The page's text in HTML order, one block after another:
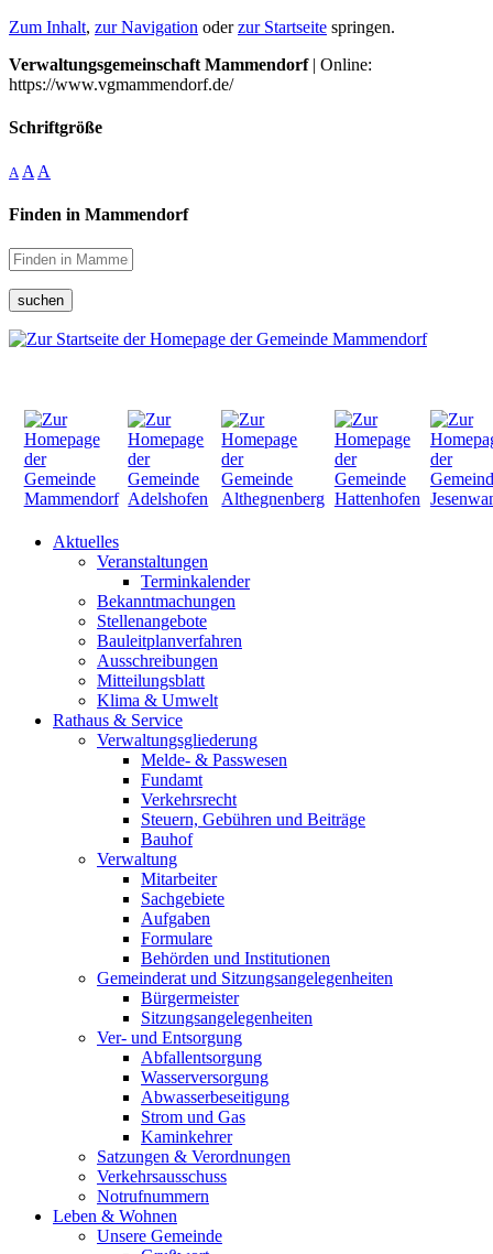
Zum Inhalt, zur Navigation oderzur Startseite springen.
Verwaltungsgemeinschaft Mammendorf| Online:
https://www.vgmammendorf.de/
Schriftgröße
A A A
Finden in Mammendorf
suchen
Aktuelles
Veranstaltungen
Terminkalender
Bekanntmachungen
Stellenangebote
Bauleitplanverfahren
Ausschreibungen
Mitteilungsblatt
Klima & Umwelt
Rathaus & Service
Verwaltungsgliederung
Melde- & Passwesen
Fundamt
Verkehrsrecht
Steuern, Gebühren und Beiträge
Bauhof
Verwaltung
Mitarbeiter
Sachgebiete
Aufgaben
Formulare
Behörden und Institutionen
Gemeinderat und Sitzungsangelegenheiten
Bürgermeister
Sitzungsangelegenheiten
Ver- und Entsorgung
Abfallentsorgung
Wasserversorgung
Abwasserbeseitigung
Strom und Gas
Kaminkehrer
Satzungen & Verordnungen
Verkehrsausschuss
Notrufnummern
Leben & Wohnen
Unsere Gemeinde